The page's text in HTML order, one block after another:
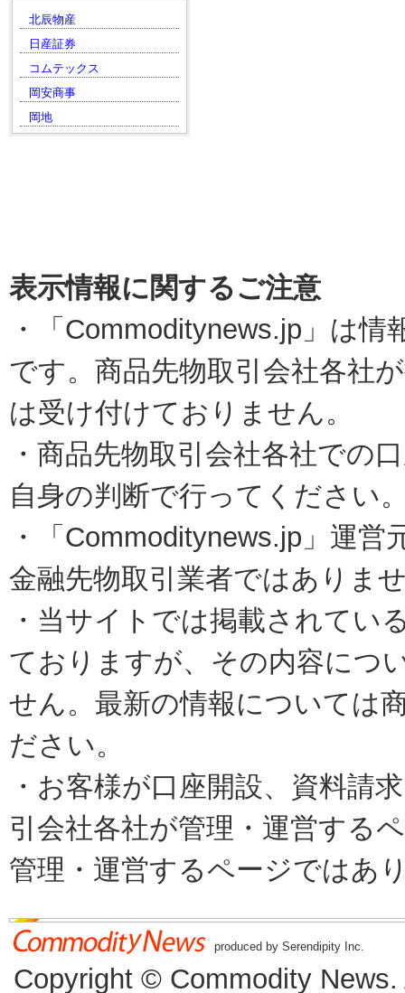
表示情報に関するご注意
・「Commoditynews.jp」は
です。商品先物取引会社各社
は受け付けておりません。
・商品先物取引会社各社での
自身の判断で行ってください
・「Commoditynews.jp」運
金融先物取引業者ではありま
・当サイトでは掲載されてい
ておりますが、その内容につ
せん。最新の情報については
ださい。
・お客様が口座開設、資料請
引会社各社が管理・運営する
管理・運営するページではあ
produced by Serendipity Inc.
Copyright © Commodity